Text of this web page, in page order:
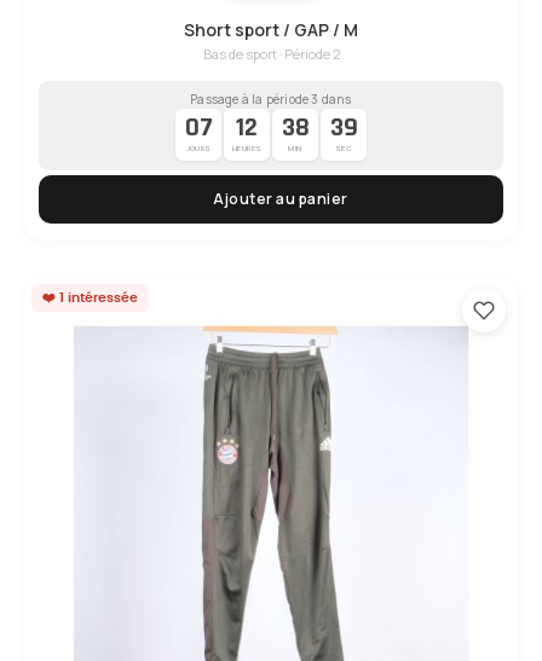
Short sport / GAP / M
Bas de sport · Période 2
Passage à la période 3 dans
07
JOURS
12
HEURES
38
MIN
38
SEC
Ajouter au panier
❤️ 1 intéressée